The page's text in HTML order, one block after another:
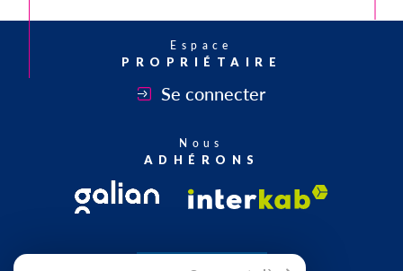
Espace
PROPRIÉTAIRE
Se connecter
Nous
ADHÉRONS